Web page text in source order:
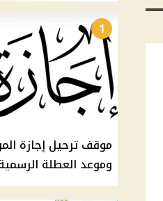
1
وموعد العطلة